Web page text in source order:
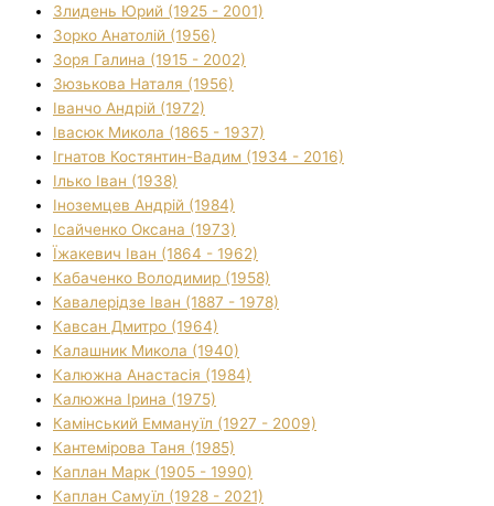
Злидень Юрий (1925 - 2001)
Зорко Анатолій (1956)
Зоря Галина (1915 - 2002)
Зюзькова Наталя (1956)
Іванчо Андрій (1972)
Івасюк Микола (1865 - 1937)
Ігнатов Костянтин-Вадим (1934 - 2016)
Ілько Іван (1938)
Іноземцев Андрій (1984)
Ісайченко Оксана (1973)
Їжакевич Іван (1864 - 1962)
Кабаченко Володимир (1958)
Кавалерідзе Іван (1887 - 1978)
Кавсан Дмитро (1964)
Калашник Микола (1940)
Калюжна Анастасія (1984)
Калюжна Ірина (1975)
Камінський Еммануїл (1927 - 2009)
Кантемірова Таня (1985)
Каплан Марк (1905 - 1990)
Каплан Самуїл (1928 - 2021)